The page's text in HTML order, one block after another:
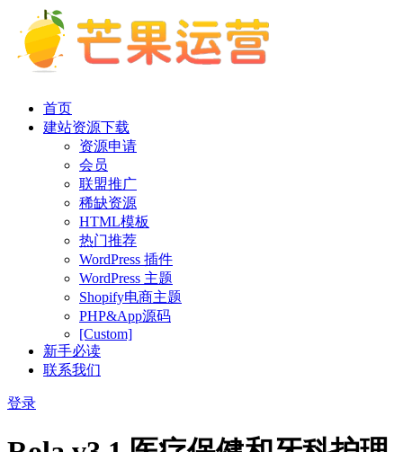
首页
建站资源下载
资源申请
会员
联盟推广
稀缺资源
HTML模板
热门推荐
WordPress 插件
WordPress 主题
Shopify电商主题
PHP&App源码
[Custom]
新手必读
联系我们
登录